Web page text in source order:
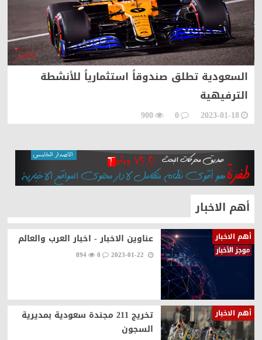
السعودية تطلق صندوقاً استثمارياً للأنشطة
الترفيهية
2023-01-18
0
900
أهم الاخبار
أهم الاخبار عناوين الاخبار - اخبار العرب والعالم
0
894
أهم الاخبار
تخريج 211 مجندة سعودية بمديرية
السجون